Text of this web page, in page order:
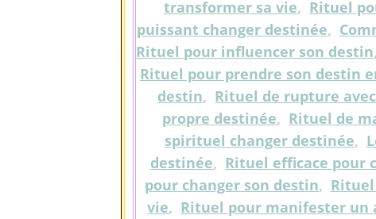
transformer sa vie, Rituel
puissant changer destinée,
Rituel pour influencer son destin,
Rituel pour prendre son destin
destin, Rituel de rupture
propre destinée, Rituel de
spirituel changer destinée,
destinée, Rituel efficace pour
pour changer son destin,
vie, Rituel pour manifester un